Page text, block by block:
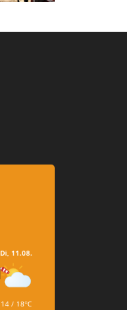
Di, 11.08.
14 / 18°C